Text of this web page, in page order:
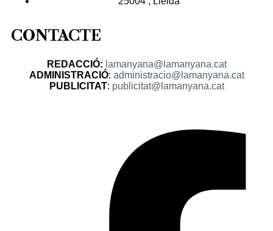
CONTACTE
REDACCIÓ: lamanyana@lamanyana.cat
ADMINISTRACIÓ: administracio@lamanyana.cat
PUBLICITAT: publicitat@lamanyana.cat